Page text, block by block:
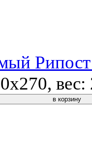
вес:
в корзину